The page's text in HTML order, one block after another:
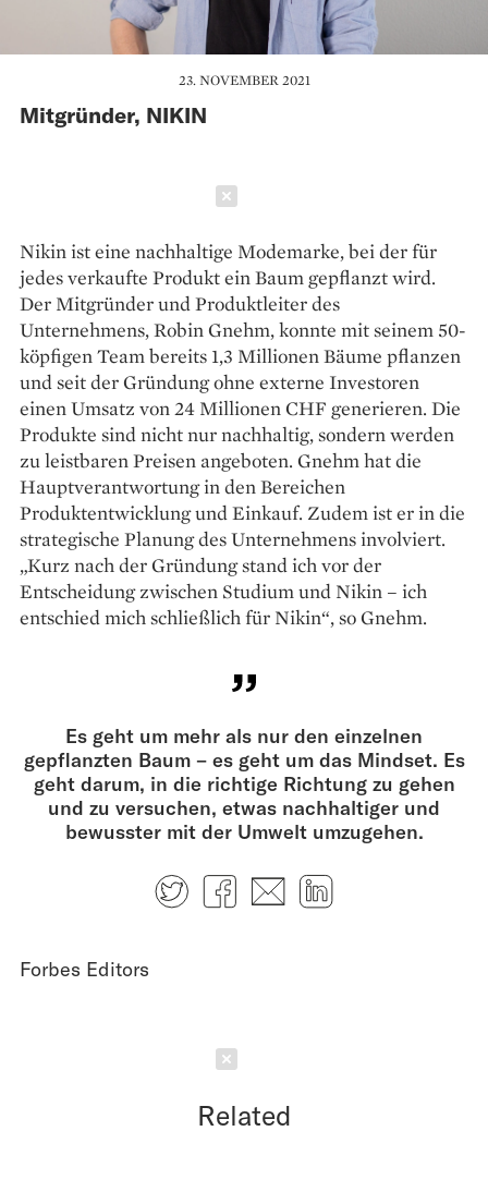
23. NOVEMBER 2021
Mitgründer, NIKIN
Nikin ist eine nachhaltige Modemarke, bei der für
jedes verkaufte Produkt ein Baum gepflanzt wird.
Der Mitgründer und Produktleiter des
Unternehmens, Robin Gnehm, konnte mit seinem 50-
köpfigen Team bereits 1,3 Millionen Bäume pflanzen
und seit der Gründung ohne externe Investoren
einen Umsatz von 24 Millionen CHF generieren. Die
Produkte sind nicht nur nachhaltig, sondern werden
zu leistbaren Preisen angeboten. Gnehm hat die
Hauptverantwortung in den Bereichen
Produktentwicklung und Einkauf. Zudem ist er in die
strategische Planung des Unternehmens involviert.
„Kurz nach der Gründung stand ich vor der
Entscheidung zwischen Studium und Nikin – ich
entschied mich schließlich für Nikin“, so Gnehm.
Es geht um mehr als nur den einzelnen
gepflanzten Baum – es geht um das Mindset. Es
geht darum, in die richtige Richtung zu gehen
und zu versuchen, etwas nachhaltiger und
bewusster mit der Umwelt umzugehen.
TwitterFacebook
E-mail
Forbes Editors
Related